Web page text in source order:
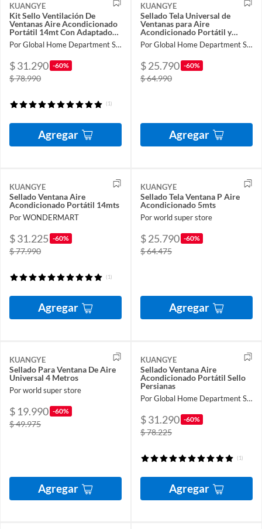
KUANGYE
Kit Sello Ventilación De
Ventanas Aire Acondicionado
Portátil 14mt Con Adaptador
Ventana 13 Y 15cm
Por Global Home Department Store
$ 31.290 -60%
$ 78.990
(1)
Agregar
KUANGYE
Sellado Tela Universal de
Ventanas para Aire
Acondicionado Portátil y
Secadora 5M con cinta
Por Global Home Department Store
$ 25.790 -60%
$ 64.990
Agregar
KUANGYE
Sellado Ventana Aire
Acondicionado Portátil 14mts
Por WONDERMART
$ 31.225 -60%
$ 77.990
(1)
Agregar
KUANGYE
Sellado Tela Ventana P Aire
Acondicionado 5mts
Por world super store
$ 25.790 -60%
$ 64.475
Agregar
KUANGYE
Sellado Para Ventana De Aire
Universal 4 Metros
Por world super store
$ 19.990 -60%
$ 49.975
Agregar
KUANGYE
Sellado Ventana Aire
Acondicionado Portátil Sello
Persianas
Por Global Home Department Store
$ 31.290 -60%
$ 78.225
(1)
Agregar